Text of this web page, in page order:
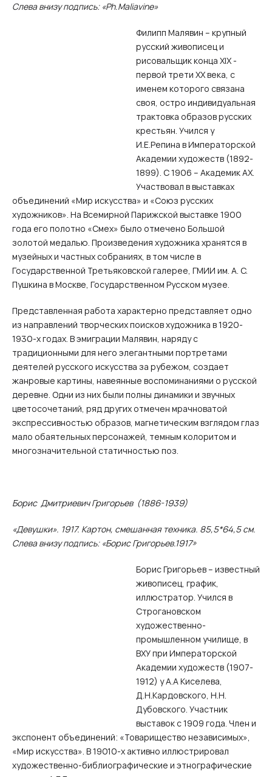
Слева внизу подпись: «Ph.Maliavine»
Филипп Малявин – крупный
русский живописец и
рисовальщик конца XIX -
первой трети XX века, с
именем которого связана
своя, остро индивидуальная
трактовка образов русских
крестьян. Учился у
И.Е.Репина в Императорской
Академии художеств (1892-
1899). С 1906 – Академик АХ.
Участвовал в выставках
объединений «Мир искусства» и «Союз русских
художников». На Всемирной Парижской выставке 1900
года его полотно «Смех» было отмечено Большой
золотой медалью. Произведения художника хранятся в
музейных и частных собраниях, в том числе в
Государственной Третьяковской галерее, ГМИИ им. А. С.
Пушкина в Москве, Государственном Русском музее.
Представленная работа характерно представляет одно
из направлений творческих поисков художника в 1920-
1930-х годах. В эмиграции Малявин, наряду с
традиционными для него элегантными портретами
деятелей русского искусства за рубежом, создает
жанровые картины, навеянные воспоминаниями о русской
деревне. Одни из них были полны динамики и звучных
цветосочетаний, ряд других отмечен мрачноватой
экспрессивностью образов, магнетическим взглядом глаз
мало обаятельных персонажей, темным колоритом и
многозначительной статичностью поз.
Борис Дмитриевич Григорьев (1886-1939)
«Девушки». 1917. Картон, смешанная техника. 85,5*64,5 см.
Слева внизу подпись: «Борис Григорьев.1917»
Борис Григорьев – известный
живописец, график,
иллюстратор. Учился в
Строгановском
художественно-
промышленном училище, в
ВХУ при Императорской
Академии художеств (1907-
1912) у А.А Киселева,
Д.Н.Кардовского, Н.Н.
Дубовского. Участник
выставок с 1909 года. Член и
экспонент объединений: «Товарищество независимых»,
«Мир искусства». В 19010-х активно иллюстрировал
художественно-библиографические и этнографические